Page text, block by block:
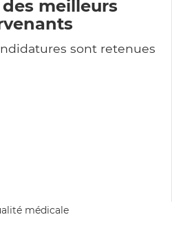
meilleurs
sont retenues